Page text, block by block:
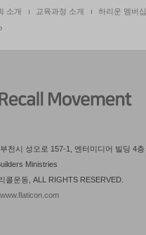
소개 교육과정 소개 하리운 멤버십
천시 성오로 157-1, 엔터미디어 빌딩 4층
Ministries
운동, ALL RIGHTS RESERVED.
www.flaticon.com